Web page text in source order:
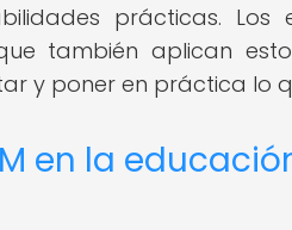
prácticas. Los
también aplican
y poner en práctica lo
en la